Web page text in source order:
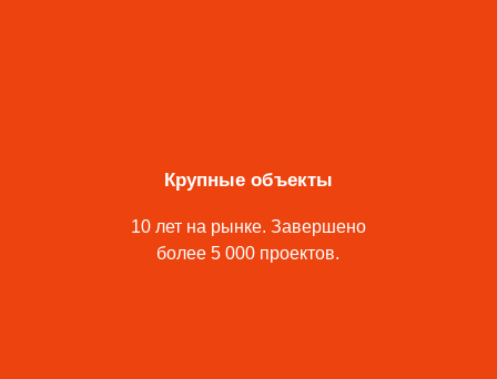
Крупные объекты
10 лет на рынке. Завершено
более 5 000 проектов.